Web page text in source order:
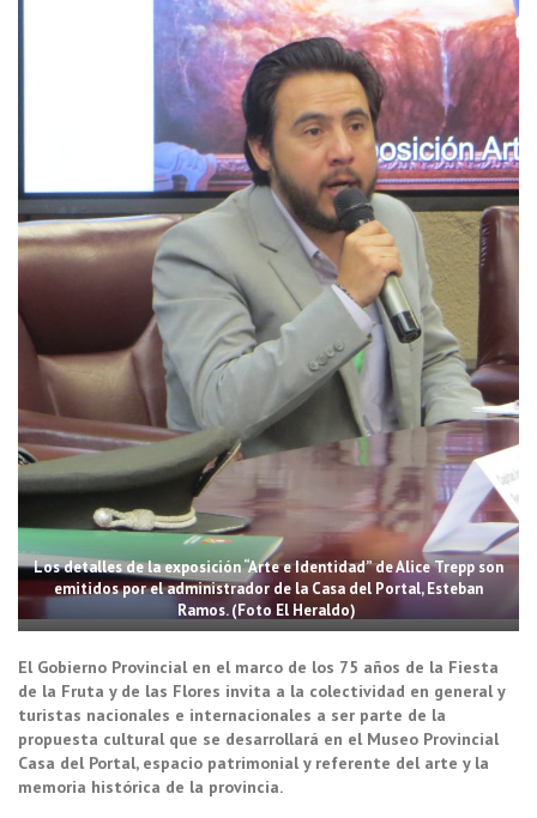
Los detalles de la exposición “Arte e Identidad” de Alice Trepp son
emitidos por el administrador de la Casa del Portal, Esteban
Ramos. (Foto El Heraldo)
El Gobierno Provincial en el marco de los 75 años de la Fiesta
de la Fruta y de las Flores invita a la colectividad en general y
turistas nacionales e internacionales a ser parte de la
propuesta cultural que se desarrollará en el Museo Provincial
Casa del Portal, espacio patrimonial y referente del arte y la
memoria histórica de la provincia.